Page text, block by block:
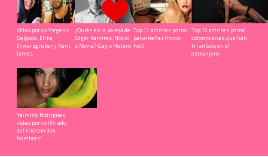
Video porno Yorgelis
Delgado, Erika
Shwarzgruber y Kent
James
¿Quién es la pareja de
Edgar Ramirez: Novio
o Novia? Gay o Hetero
Top 11 actrices porno
panameñas (Fotos
hot)
Top 10 actrices porno
colombianas que han
triunfado en el
extranjero
Yeimmy Rodriguez
video porno filtrado
del trio con dos
hombres!